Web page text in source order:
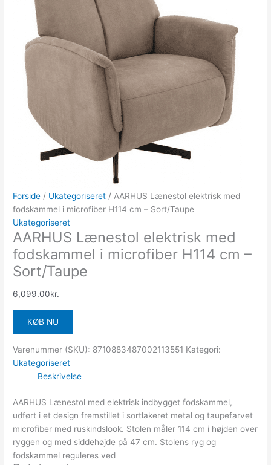
Forside / Ukategoriseret / AARHUS Lænestol elektrisk med
fodskammel i microfiber H114 cm – Sort/Taupe
Ukategoriseret
AARHUS Lænestol elektrisk med
fodskammel i microfiber H114 cm –
Sort/Taupe
6,099.00kr.
KØB NU
Varenummer (SKU): 8710883487002113551 Kategori:
Ukategoriseret
Beskrivelse
AARHUS Lænestol med elektrisk indbygget fodskammel,
udført i et design fremstillet i sortlakeret metal og taupefarvet
microfiber med ruskindslook. Stolen måler 114 cm i højden over
ryggen og med siddehøjde på 47 cm. Stolens ryg og
fodskammel reguleres ved